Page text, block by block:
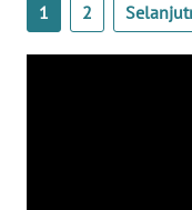
1 2